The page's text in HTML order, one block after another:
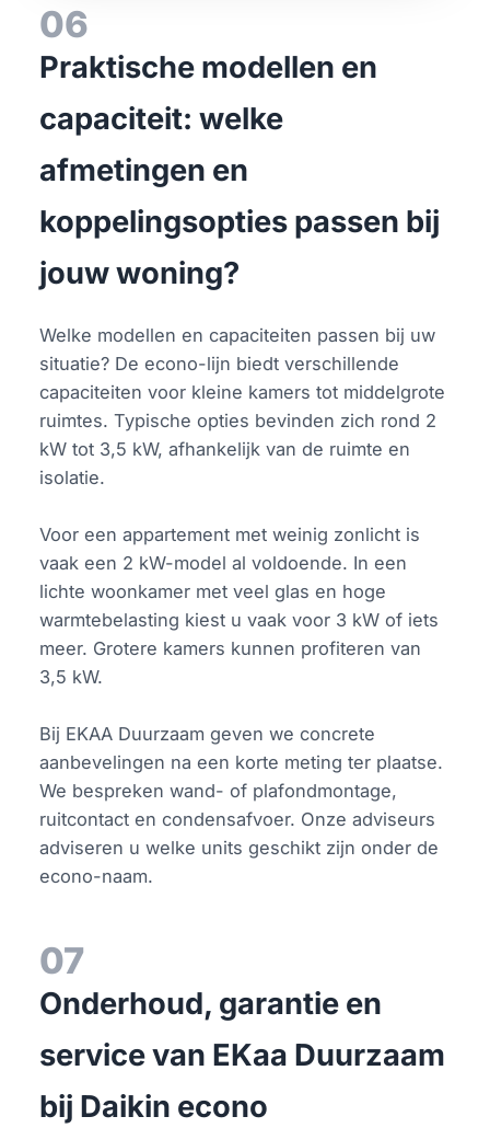
06
Praktische modellen en
capaciteit: welke
afmetingen en
koppelingsopties passen bij
jouw woning?
Welke modellen en capaciteiten passen bij uw
situatie? De econo-lijn biedt verschillende
capaciteiten voor kleine kamers tot middelgrote
ruimtes. Typische opties bevinden zich rond 2
kW tot 3,5 kW, afhankelijk van de ruimte en
isolatie.
Voor een appartement met weinig zonlicht is
vaak een 2 kW-model al voldoende. In een
lichte woonkamer met veel glas en hoge
warmtebelasting kiest u vaak voor 3 kW of iets
meer. Grotere kamers kunnen profiteren van
3,5 kW.
Bij EKAA Duurzaam geven we concrete
aanbevelingen na een korte meting ter plaatse.
We bespreken wand- of plafondmontage,
ruitcontact en condensafvoer. Onze adviseurs
adviseren u welke units geschikt zijn onder de
econo-naam.
07
Onderhoud, garantie en
service van EKaa Duurzaam
bij Daikin econo